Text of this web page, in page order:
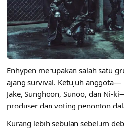
Enhypen merupakan salah satu
ajang survival. Ketujuh anggota—
Jake, Sunghoon, Sunoo, dan Ni-
produser dan voting penonton
Kurang lebih sebulan sebelum